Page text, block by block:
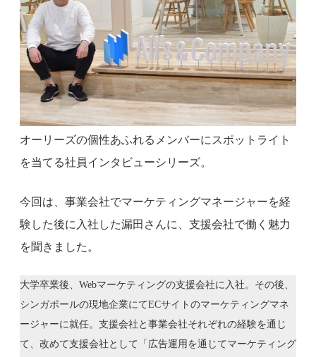
オーリーズの個性あふれるメンバーにスポットライト
を当てる社員インタビューシリーズ。
今回は、事業会社でマーケティングマネージャーを経
験した後に入社した漏田さんに、支援会社で働く魅力
を聞きました。
大学卒業後、Webマーケティングの支援会社に入社。その後、
シンガポールの現地企業にてECサイトのマーケティングマネ
ージャーに就任。支援会社と事業会社それぞれの経験を通じ
て、改めて支援会社として「広告運用を通じてマーケティング